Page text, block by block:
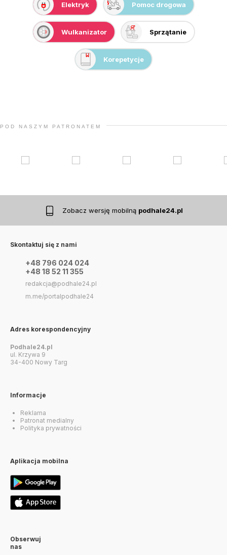
Elektryk Pomoc drogowa
Wulkanizator Sprzątanie
Korepetycje
POD NASZYM PATRONATEM
Zobacz wersję mobilną podhale24.pl
Skontaktuj się z nami
+48 796 024 024
+48 18 52 11 355
redakcja@podhale24.pl
m.me/portalpodhale24
Adres korespondencyjny
Podhale24.pl
ul. Krzywa 9
34-400 Nowy Targ
Informacje
Reklama
Patronat medialny
Polityka prywatności
Aplikacja mobilna
Obserwuj
nas